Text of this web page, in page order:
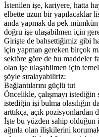
İstenilen işe, kariyere, hatta
elbette uzun bir yapılacaklar
anda yapmak da pek
doğru işe ulaşabilmen için
Girişte de bahsettiğimiz gibi
için yapman gereken birçok
sektöre göre de bu maddeler
olan işe ulaşabilmen için
şöyle sıralayabiliriz:
Bağlantılarını güçlü tut
Öncelikle, çalışmayı istediğin
istediğin işi bulma olasılığın
arttıkça, açık pozisyonlardan
İşte bu yüzden sahip
ağınla olan ilişkilerini